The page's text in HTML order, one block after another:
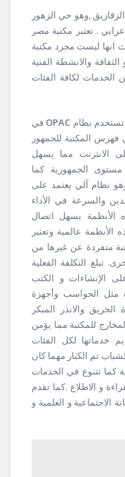
,وهو حي الزهور
. تعتبر مكتبة مصر
انها ليست مجرد مكتبة
والانشطة الفنية
الخدمات لكافة الفئات
تستخدم نظام OPAC في
فهرس المكتبة للجمهور
الانترنت مما يسهل
الجمهورية كما
نظام آلي يعتمد على
والسرعة في الأداء
الأنظمة يسهل اتصال
الأنظمة عالمية وتعتبر
متفردة عن غيرها من
تبلغ التكلفة الفعلية
الإنشاءات و الكتب
مثل الحواسب وأجهزة
والانذر المبكر
للمكتبة مما يؤمن
خدماتها لكل الفئات
ثم الكبار مهما كان
كما تتنوع في الخدمات
و الاطلاع .كما تقدم
الاجتماعية و العلمية و